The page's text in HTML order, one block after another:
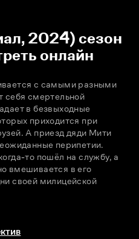
2024) сезон
онлайн
с самыми разными
себя смертельной
в безвыходные
приходится при
А приезд дяди Мити
перипетии.
то пошёл на службу, а
вмешивается в его
своей милицейской